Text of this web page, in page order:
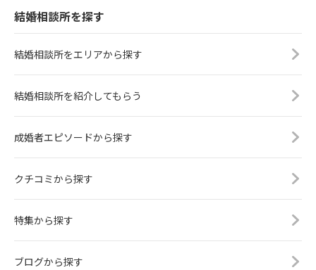
結婚相談所を探す
結婚相談所をエリアから探す
結婚相談所を紹介してもらう
成婚者エピソードから探す
クチコミから探す
特集から探す
ブログから探す